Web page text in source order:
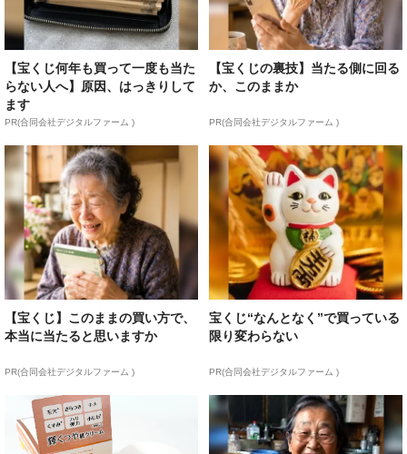
【宝くじ何年も買って一度も当た
らない人へ】原因、はっきりして
ます
PR(合同会社デジタルファーム )
【宝くじの裏技】当たる側に回る
か、このままか
PR(合同会社デジタルファーム )
【宝くじ】このままの買い方で、
本当に当たると思いますか
PR(合同会社デジタルファーム )
宝くじ“なんとなく”で買っている
限り変わらない
PR(合同会社デジタルファーム )